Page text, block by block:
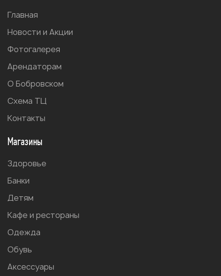
Главная
Новости и Акции
Фотогалерея
Арендаторам
О Бобровском
Схема ТЦ
Контакты
Магазины
Здоровье
Банки
Детям
Кафе и рестораны
Одежда
Обувь
Аксессуары